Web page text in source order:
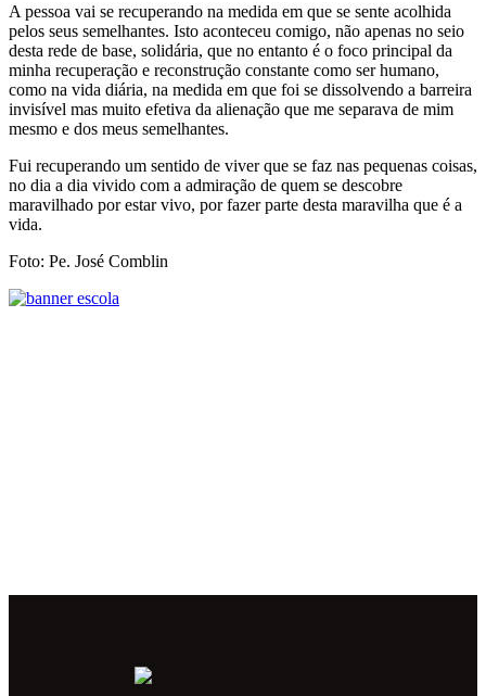
A pessoa vai se recuperando na medida em que se sente acolhida
pelos seus semelhantes. Isto aconteceu comigo, não apenas no seio
desta rede de base, solidária, que no entanto é o foco principal da
minha recuperação e reconstrução constante como ser humano,
como na vida diária, na medida em que foi se dissolvendo a barreira
invisível mas muito efetiva da alienação que me separava de mim
mesmo e dos meus semelhantes.
Fui recuperando um sentido de viver que se faz nas pequenas coisas,
no dia a dia vivido com a admiração de quem se descobre
maravilhado por estar vivo, por fazer parte desta maravilha que é a
vida.
Foto: Pe. José Comblin